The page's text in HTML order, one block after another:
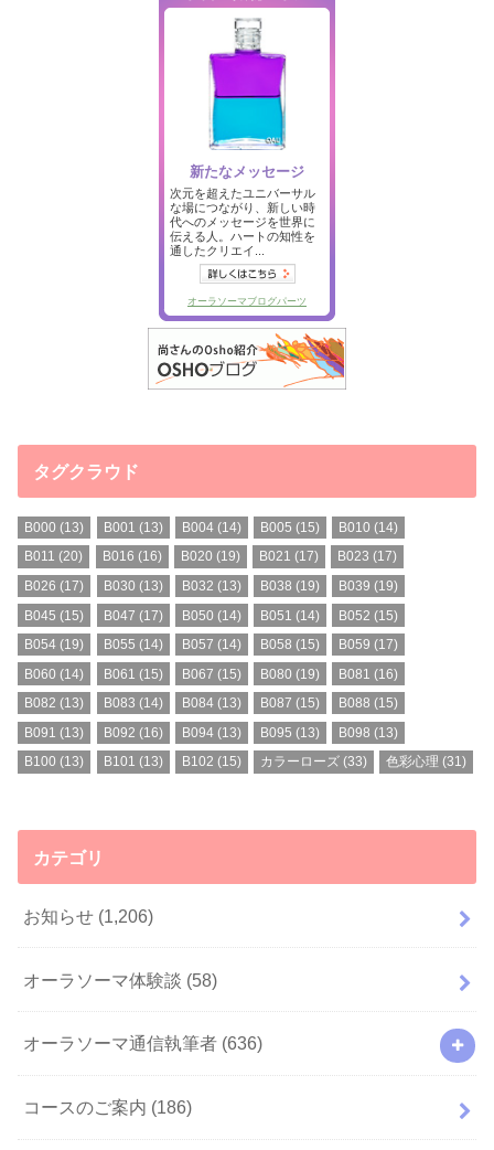
タグクラウド
B000 (13) B001 (13) B004(14) B005 (15) B010 (14)
B011 (20) B016 (16) B020 (19) B021 (17) B023 (17)
B026 (17) B030 (13) B032 (13) B038 (19) B039 (19)
B045 (15) B047 (17) B050 (14) B051 (14) B052 (15)
B054 (19) B055 (14) B057 (14) B058 (15) B059 (17)
B060 (14) B061 (15) B067 (15) B080 (19) B081 (16)
B082 (13) B083 (14) B084(13) B087 (15) B088 (15)
B091 (13) B092 (16) B094(13) B095 (13) B098 (13)
B100 (13) B101 (13) B102 (15) カラーローズ (33) 色彩心理 (31)
カテゴリ
お知らせ (1,206)
オーラソーマ体験談 (58)
オーラソーマ通信執筆者 (636)
コースのご案内 (186)